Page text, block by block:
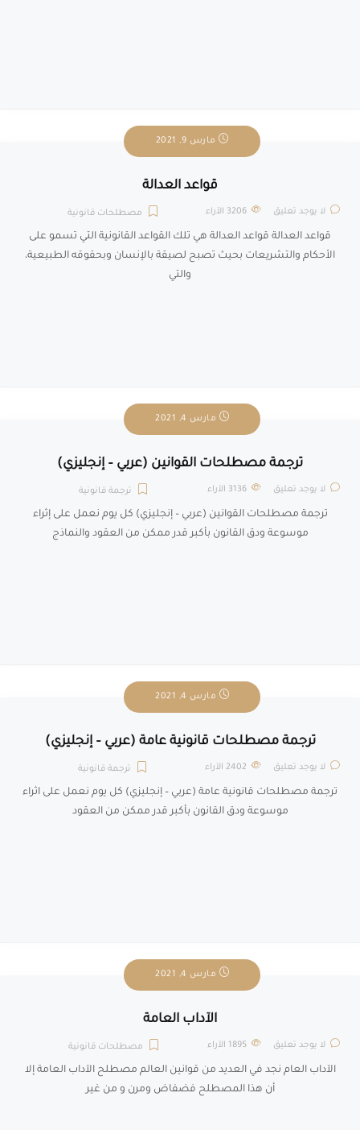
مارس 9, 2021
قواعد العدالة
مصطلحات قانونية لا يوجد تعليق الآراء
قواعد العدالة قواعد العدالة هي تلك القواعد القانونية التي تسمو على
الأحكام والتشريعات بحيث تصبح لصيقة بالإنسان وبحقوقه الطبيعية،
والتي
مارس 4, 2021
ترجمة مصطلحات القوانين (عربي – إنجليزي)
ترجمة قانونية لا يوجد تعليق الآراء
ترجمة مصطلحات القوانين (عربي – إنجليزي) كل يوم نعمل على إثراء
موسوعة ودق القانون بأكبر قدر ممكن من العقود والنماذج
مارس 4, 2021
ترجمة مصطلحات قانونية عامة (عربي – إنجليزي)
ترجمة قانونية لا يوجد تعليق الآراء
ترجمة مصطلحات قانونية عامة (عربي – إنجليزي) كل يوم نعمل على اثراء
موسوعة ودق القانون بأكبر قدر ممكن من العقود
مارس 4, 2021
الآداب العامة
مصطلحات قانونية لا يوجد تعليق الآراء
الآداب العام نجد في العديد من قوانين العالم مصطلح الآداب العامة إلا
أن هذا المصطلح فضفاض ومرن و من غير